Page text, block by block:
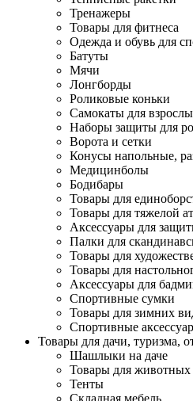
Тренажеры
Товары для фитнеса
Одежда и обувь для
Батуты
Мячи
Лонгборды
Роликовые коньки
Самокаты для
Наборы защиты для
Ворота и сетки
Конусы напольные,
Медицинболы
Бодибары
Товары для
Товары для тяжелой
Аксессуары для
Палки для
Товары для
Товары для
Аксессуары для
Спортивные сумки
Товары для зимних
Спортивные
Товары для дачи, туризма,
Шашлыки на даче
Товары для животных
Тенты
Складная мебель